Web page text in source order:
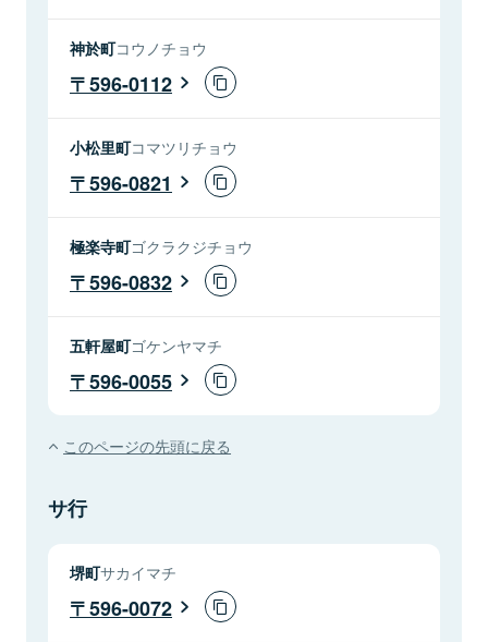
神於町コウノチョウ
596-0112
小松里町コマツリチョウ
596-0821
極楽寺町ゴクラクジチョウ
596-0832
五軒屋町ゴケンヤマチ
596-0055
このページの先頭に戻る
サ行
堺町サカイマチ
596-0072